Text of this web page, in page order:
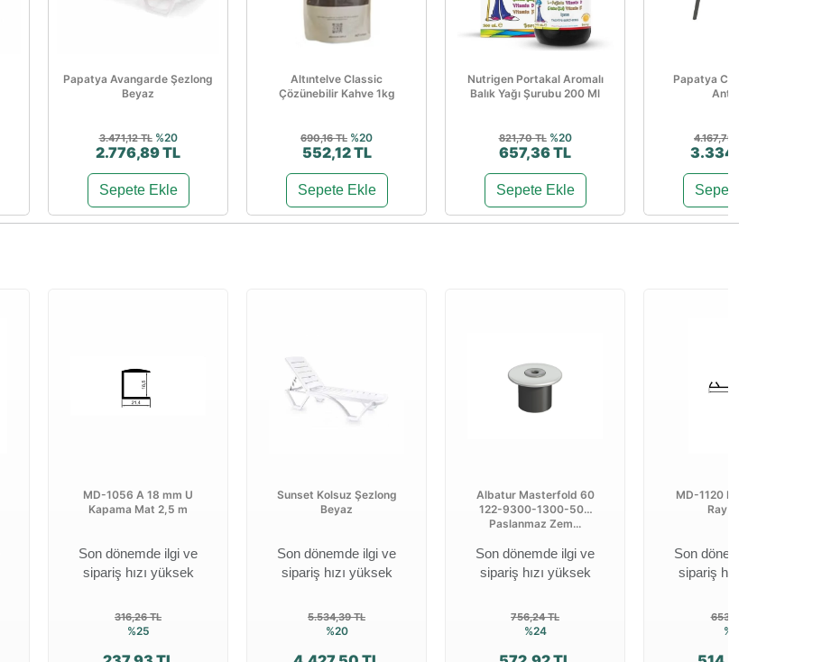
Papatya Avangarde Şezlong
Beyaz
3.471,12 TL %20
2.776,89 TL
Sepete Ekle
Altıntelve Classic
Çözünebilir Kahve 1kg
690,16 TL %20
552,12 TL
Sepete Ekle
Nutrigen Portakal Aromalı
Balık Yağı Şurubu 200 Ml
821,70 TL %20
657,36 TL
Sepete Ekle
Papatya Cool Sandalye
Antrasit
4.167,79 TL
3.334,22 TL
Sepete Ekle
MD-1056 A 18 mm U
Kapama Mat 2,5 m
Son dönemde ilgi ve
sipariş hızı yüksek
316,26 TL
%25
Sunset Kolsuz Şezlong
Beyaz
Son dönemde ilgi ve
sipariş hızı yüksek
5.534,39 TL
%20
Albatur Masterfold 60
122-9300-1300-509
Paslanmaz Zem...
Son dönemde ilgi ve
sipariş hızı yüksek
756,24 TL
%24
MD-1120 B 55 mm Alt
Ray 2,5 m
Son dönemde ilgi ve
sipariş hızı yüksek
653,12 TL
%21